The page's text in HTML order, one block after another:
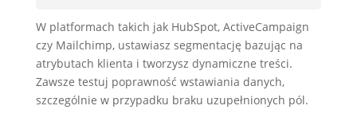
W platformach takich jak HubSpot, ActiveCampaign
czy Mailchimp, ustawiasz segmentację bazując na
atrybutach klienta i tworzysz dynamiczne treści.
Zawsze testuj poprawność wstawiania danych,
szczególnie w przypadku braku uzupełnionych pól.